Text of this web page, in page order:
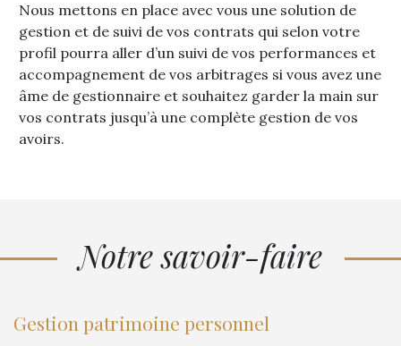
Nous mettons en place avec vous une solution de
gestion et de suivi de vos contrats qui selon votre
profil pourra aller d’un suivi de vos performances et
accompagnement de vos arbitrages si vous avez une
âme de gestionnaire et souhaitez garder la main sur
vos contrats jusqu’à une complète gestion de vos
avoirs.
Notre savoir-faire
Gestion patrimoine personnel